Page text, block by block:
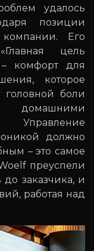
удалось
позиции
компании. Его
цель
– комфорт для
которое
головной боли
домашними
Управление
должно
– это самое
преуспели
заказчика, и
работая над